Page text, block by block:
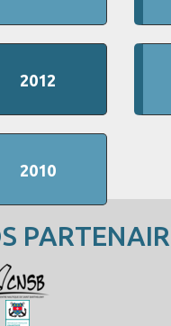
2012
2010